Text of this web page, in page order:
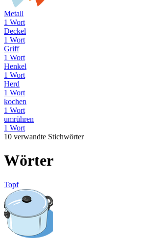
Metall
1 Wort
Deckel
1 Wort
Griff
1 Wort
Henkel
1 Wort
Herd
1 Wort
kochen
1 Wort
umrühren
1 Wort
10 verwandte Stichwörter
Wörter
Topf